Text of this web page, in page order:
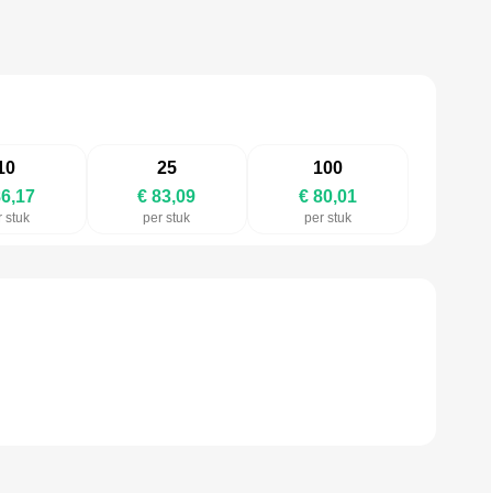
stuk
25
€ 83,09
per stuk
100
€ 80,01
per stuk